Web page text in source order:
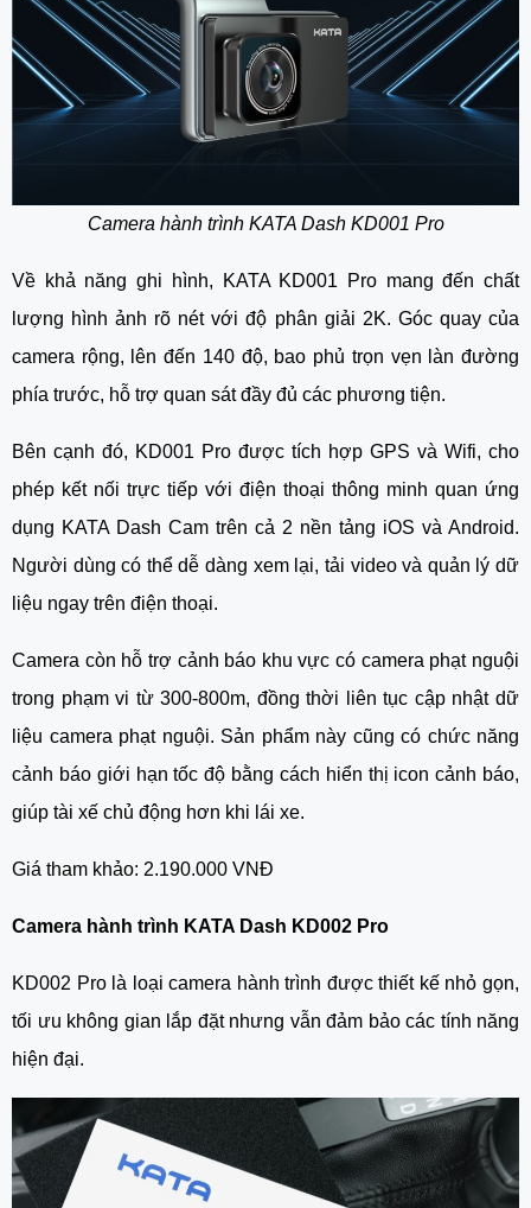
Camera hành trình KATA Dash KD001 Pro
Về khả năng ghi hình, KATA KD001 Pro mang đến chất
lượng hình ảnh rõ nét với độ phân giải 2K. Góc quay của
camera rộng, lên đến 140 độ, bao phủ trọn vẹn làn đường
phía trước, hỗ trợ quan sát đầy đủ các phương tiện.
Bên cạnh đó, KD001 Pro được tích hợp GPS và Wifi, cho
phép kết nối trực tiếp với điện thoại thông minh quan ứng
dụng KATA Dash Cam trên cả 2 nền tảng iOS và Android.
Người dùng có thể dễ dàng xem lại, tải video và quản lý dữ
liệu ngay trên điện thoại.
Camera còn hỗ trợ cảnh báo khu vực có camera phạt nguội
trong phạm vi từ 300-800m, đồng thời liên tục cập nhật dữ
liệu camera phạt nguội. Sản phẩm này cũng có chức năng
cảnh báo giới hạn tốc độ bằng cách hiển thị icon cảnh báo,
giúp tài xế chủ động hơn khi lái xe.
Giá tham khảo: 2.190.000 VNĐ
Camera hành trình KATA Dash KD002 Pro
KD002 Pro là loại camera hành trình được thiết kế nhỏ gọn,
tối ưu không gian lắp đặt nhưng vẫn đảm bảo các tính năng
hiện đại.